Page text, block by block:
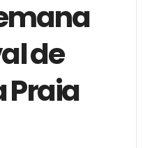
de
Praia